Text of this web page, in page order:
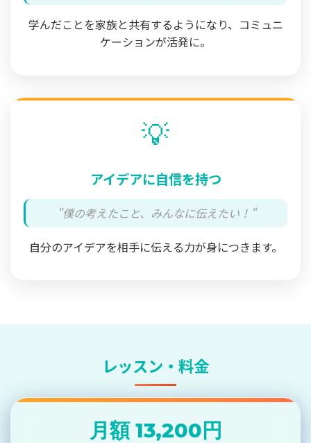
学んだことを家族と共有するようになり、コミュニ
ケーションが活発に。
💡
アイデアに自信を持つ
"僕の考えたこと、みんなに伝えたい！"
自分のアイデアを相手に伝える力が身につきます。
レッスン・料金
月額 13,200円